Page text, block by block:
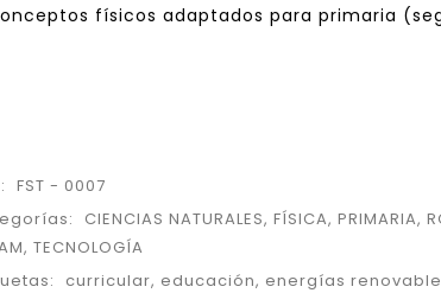
físicos adaptados para primaria
FST - 0007
CIENCIAS NATURALES,FÍSICA,PRIMARIA,
,TECNOLOGÍA
curricular, educación, energías